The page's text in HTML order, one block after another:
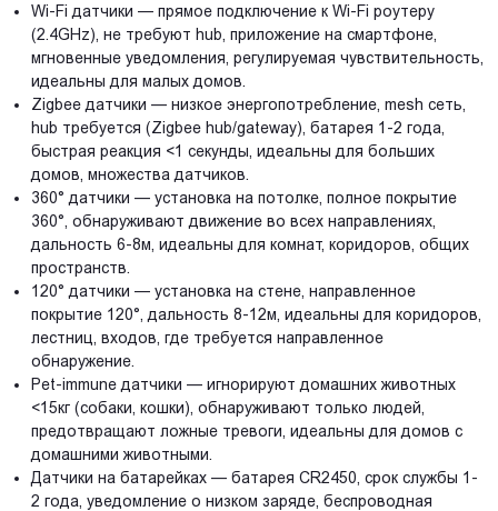
Wi-Fi датчики — прямое подключение к Wi-Fi роутеру
(2.4GHz), не требуют hub, приложение на смартфоне,
мгновенные уведомления, регулируемая чувствительность,
идеальны для малых домов.
Zigbee датчики — низкое энергопотребление, mesh сеть,
hub требуется (Zigbee hub/gateway), батарея 1-2 года,
быстрая реакция <1 секунды, идеальны для больших
домов, множества датчиков.
360° датчики — установка на потолке, полное покрытие
360°, обнаруживают движение во всех направлениях,
дальность 6-8м, идеальны для комнат, коридоров, общих
пространств.
120° датчики — установка на стене, направленное
покрытие 120°, дальность 8-12м, идеальны для коридоров,
лестниц, входов, где требуется направленное
обнаружение.
Pet-immune датчики — игнорируют домашних животных
<15кг (собаки, кошки), обнаруживают только людей,
предотвращают ложные тревоги, идеальны для домов с
домашними животными.
Датчики на батарейках — батарея CR2450, срок службы 1-
2 года, уведомление о низком заряде, беспроводная